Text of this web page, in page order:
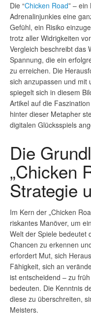
Die “Chicken Road” –
Adrenalinjunkies eine
Gefühl, ein Risiko
trotz aller Widrigkeiten
Vergleich beschreibt das
Spannung, die ein
zu erreichen. Die
sich anzupassen und mit
spiegelt sich in diesem
Artikel auf die
hinter dieser Metapher
digitalen Glücksspiels
Die
„Chicken
Strategie
Im Kern der „Chicken
riskantes Manöver, um
Welt der Spiele bedeutet
Chancen zu erkennen
erfordert Mut, sich
Fähigkeit, sich an
ist entscheidend – zu
bedeuten. Die Kenntnis
diese zu überschreiten,
Meisters.